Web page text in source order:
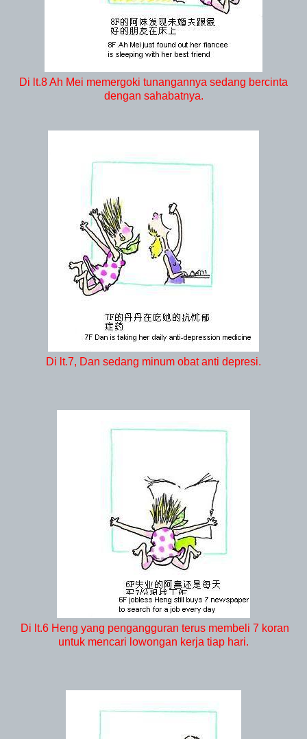
Di lt.8 Ah Mei memergoki tunangannya sedang bercinta
dengan sahabatnya.
Di lt.7, Dan sedang minum obat anti depresi.
Di lt.6 Heng yang pengangguran terus membeli 7 koran
untuk mencari lowongan kerja tiap hari.